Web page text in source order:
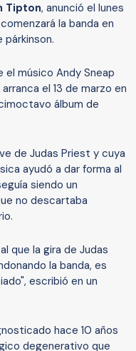
Tipton, anunció el lunes
la banda en
el músico Andy Sneap
el 13 de marzo en
álbum de
de Judas Priest y cuya
ayudó a dar forma al
siendo un
no descartaba
que la gira de Judas
la banda, es
escribió en un
hace 10 años
degenerativo que